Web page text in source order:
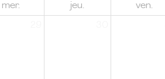
mer. jeu. ven.